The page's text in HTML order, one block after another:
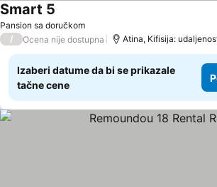
Pansion sa doručkom
Smart 5
/ Ocena nije dostupna Atina, Kifisija:
Izaberi datume da bi se prikazale
tačne cene